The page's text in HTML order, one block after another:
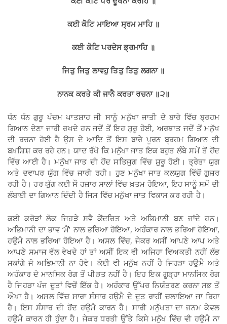
ਕਈ ਕੋਟਿ ਮਾਇਆ ਸ੍ਰਮ ਮਾਹਿ ॥
ਕਈ ਕੋਟਿ ਪਰਦੇਸ ਭ੍ਰਮਾਹਿ ॥
ਜਿਤੁ ਜਿਤੁ ਲਾਵਹੁ ਤਿਤੁ ਤਿਤੁ ਲਗਨਾ ॥
ਨਾਨਕ ਕਰਤੇ ਕੀ ਜਾਨੈ ਕਰਤਾ ਰਚਨਾ ॥੨॥
ਧੰਨ ਧੰਨ ਗੁਰੂ ਪੰਚਮ ਪਾਤਸ਼ਾਹ ਜੀ ਸਾਨੂੰ ਮਨੁੱਖਾ ਜਾਤੀ ਦੇ ਬਾਰੇ ਵਿੱਚ ਬ੍ਰਹਮ
ਗਿਆਨ ਦੇਣਾ ਜਾਰੀ ਰਖਦੇ ਹਨ ਜਦੋਂ ਤੋਂ ਇਹ ਸ਼ੁਰੂ ਹੋਈ, ਅਰਥਾਤ ਜਦੋਂ ਤੋਂ ਮਨੁੱਖ
ਦੀ ਰਚਨਾ ਹੋਈ ਹੈ ਉਸ ਦੇ ਆਦਿ ਤੋਂ ਇਸ ਬਾਰੇ ਪੂਰਨ ਬ੍ਰਹਮ ਗਿਆਨ ਦੀ
ਬਖ਼ਸ਼ਿਸ਼ ਕਰ ਰਹੇ ਹਨ। ਯਾਦ ਰੱਖੋ ਕਿ ਮਨੁੱਖਾ ਜਾਤ ਇਕ ਬਹੁਤ ਲੰਬੇ ਸਮੇਂ ਤੋਂ ਹੋਂਦ
ਵਿੱਚ ਆਈ ਹੈ। ਮਨੁੱਖਾ ਜਾਤ ਦੀ ਹੋਂਦ ਸਤਿਜੁਗ ਵਿੱਚ ਸ਼ੁਰੂ ਹੋਈ। ਤ੍ਰੇਤਾ ਯੁਗ
ਅਤੇ ਦਵਾਪਰ ਯੁੱਗ ਵਿੱਚ ਜਾਰੀ ਰਹੀ। ਹੁਣ ਮਨੁੱਖਾ ਜਾਤ ਕਲਯੁਗ ਵਿੱਚੋਂ ਗੁਜ਼ਰ
ਰਹੀ ਹੈ। ਹਰ ਯੁੱਗ ਕਈ ਸੌ ਹਜ਼ਾਰ ਸਾਲਾਂ ਵਿੱਚ ਖ਼ਤਮ ਹੋਇਆ, ਇਹ ਸਾਨੂੰ ਸਮੇਂ ਦੀ
ਲੰਬਾਈ ਦਾ ਗਿਆਨ ਦਿੰਦੀ ਹੈ ਜਿਸ ਵਿੱਚ ਮਨੁੱਖਾ ਜਾਤ ਵਿਕਾਸ ਕਰ ਰਹੀ ਹੈ।
ਕਈ ਕਰੋੜਾਂ ਲੋਕ ਜਿਹੜੇ ਸਵੈ ਕੇਂਦਰਿਤ ਅਤੇ ਅਭਿਮਾਨੀ ਬਣ ਜਾਂਦੇ ਹਨ।
ਅਭਿਮਾਨੀ ਦਾ ਭਾਵ ‘ਮੈਂ’ ਨਾਲ ਭਰਿਆ ਹੋਇਆ, ਅਹੰਕਾਰ ਨਾਲ ਭਰਿਆ ਹੋਇਆ,
ਹਉਮੈ ਨਾਲ ਭਰਿਆ ਹੋਇਆ ਹੈ। ਅਸਲ ਵਿੱਚ, ਜੇਕਰ ਅਸੀਂ ਆਪਣੇ ਆਪ ਅਤੇ
ਆਪਣੇ ਸਮਾਜ ਵੱਲ ਵੇਖਦੇ ਹਾਂ ਤਾਂ ਅਸੀਂ ਇਕ ਵੀ ਅਜਿਹਾ ਵਿਅਕਤੀ ਨਹੀਂ ਲੱਭ
ਸਕਾਂਗੇ ਜੋ ਅਭਿਮਾਨੀ ਨਾ ਹੋਵੇ। ਕੋਈ ਵੀ ਮਨੁੱਖ ਨਹੀਂ ਹੈ ਜਿਹੜਾ ਹਉਮੈ ਅਤੇ
ਅਹੰਕਾਰ ਦੇ ਮਾਨਸਿਕ ਰੋਗ ਤੋਂ ਪੀੜਤ ਨਹੀਂ ਹੈ। ਇਹ ਇਕ ਗੂੜ੍ਹਾ ਮਾਨਸਿਕ ਰੋਗ
ਹੈ ਜਿਹੜਾ ਪੰਜ ਦੂਤਾਂ ਵਿਚੋਂ ਇੱਕ ਹੈ। ਅਹੰਕਾਰ ਉੱਪਰ ਨਿਯੰਤਰਣ ਕਰਨਾ ਸਭ ਤੋਂ
ਔਖਾ ਹੈ। ਅਸਲ ਵਿੱਚ ਸਾਰਾ ਸੰਸਾਰ ਹਉਮੈ ਦੇ ਦੂਤ ਰਾਹੀਂ ਚਲਾਇਆ ਜਾ ਰਿਹਾ
ਹੈ। ਇਸ ਸੰਸਾਰ ਦੀ ਹੋਂਦ ਹਉਮੈ ਕਾਰਨ ਹੈ। ਸਾਰੀ ਮਨੁੱਖਤਾ ਦਾ ਜਨਮ ਕੇਵਲ
ਹਉਮੈ ਕਾਰਨ ਹੀ ਹੁੰਦਾ ਹੈ। ਜੇਕਰ ਧਰਤੀ ਉੱਤੇ ਕਿਸੇ ਮਨੁੱਖ ਵਿੱਚ ਵੀ ਹਉਮੈ ਨਾ